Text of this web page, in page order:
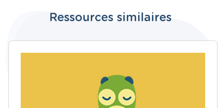
Ressources similaires